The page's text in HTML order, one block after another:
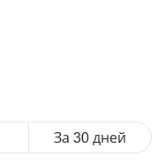
За 30 дней